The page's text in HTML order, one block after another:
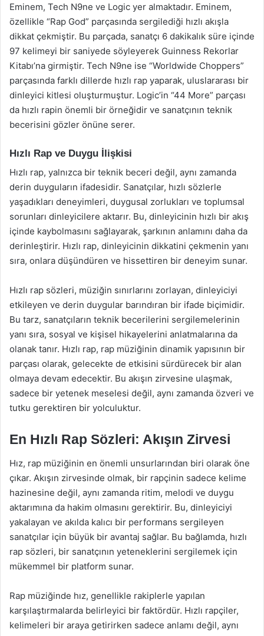
Eminem, Tech N9ne ve Logic yer almaktadır. Eminem,
özellikle “Rap God” parçasında sergilediği hızlı akışla
dikkat çekmiştir. Bu parçada, sanatçı 6 dakikalık süre içinde
97 kelimeyi bir saniyede söyleyerek Guinness Rekorlar
Kitabı’na girmiştir. Tech N9ne ise “Worldwide Choppers”
parçasında farklı dillerde hızlı rap yaparak, uluslararası bir
dinleyici kitlesi oluşturmuştur. Logic’in “44 More” parçası
da hızlı rapin önemli bir örneğidir ve sanatçının teknik
becerisini gözler önüne serer.
Hızlı Rap ve Duygu İlişkisi
Hızlı rap, yalnızca bir teknik beceri değil, aynı zamanda
derin duyguların ifadesidir. Sanatçılar, hızlı sözlerle
yaşadıkları deneyimleri, duygusal zorlukları ve toplumsal
sorunları dinleyicilere aktarır. Bu, dinleyicinin hızlı bir akış
içinde kaybolmasını sağlayarak, şarkının anlamını daha da
derinleştirir. Hızlı rap, dinleyicinin dikkatini çekmenin yanı
sıra, onlara düşündüren ve hissettiren bir deneyim sunar.
Hızlı rap sözleri, müziğin sınırlarını zorlayan, dinleyiciyi
etkileyen ve derin duygular barındıran bir ifade biçimidir.
Bu tarz, sanatçıların teknik becerilerini sergilemelerinin
yanı sıra, sosyal ve kişisel hikayelerini anlatmalarına da
olanak tanır. Hızlı rap, rap müziğinin dinamik yapısının bir
parçası olarak, gelecekte de etkisini sürdürecek bir alan
olmaya devam edecektir. Bu akışın zirvesine ulaşmak,
sadece bir yetenek meselesi değil, aynı zamanda özveri ve
tutku gerektiren bir yolculuktur.
En Hızlı Rap Sözleri: Akışın Zirvesi
Hız, rap müziğinin en önemli unsurlarından biri olarak öne
çıkar. Akışın zirvesinde olmak, bir rapçinin sadece kelime
hazinesine değil, aynı zamanda ritim, melodi ve duygu
aktarımına da hakim olmasını gerektirir. Bu, dinleyiciyi
yakalayan ve akılda kalıcı bir performans sergileyen
sanatçılar için büyük bir avantaj sağlar. Bu bağlamda, hızlı
rap sözleri, bir sanatçının yeteneklerini sergilemek için
mükemmel bir platform sunar.
Rap müziğinde hız, genellikle rakiplerle yapılan
karşılaştırmalarda belirleyici bir faktördür. Hızlı rapçiler,
kelimeleri bir araya getirirken sadece anlamı değil, aynı